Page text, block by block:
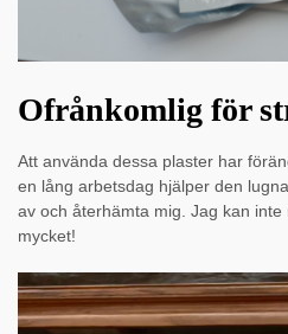
Ofrånkomlig för
Att använda dessa plaster har
en lång arbetsdag hjälper den
av och återhämta mig. Jag kan
mycket!